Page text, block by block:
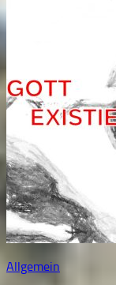
Allgemein